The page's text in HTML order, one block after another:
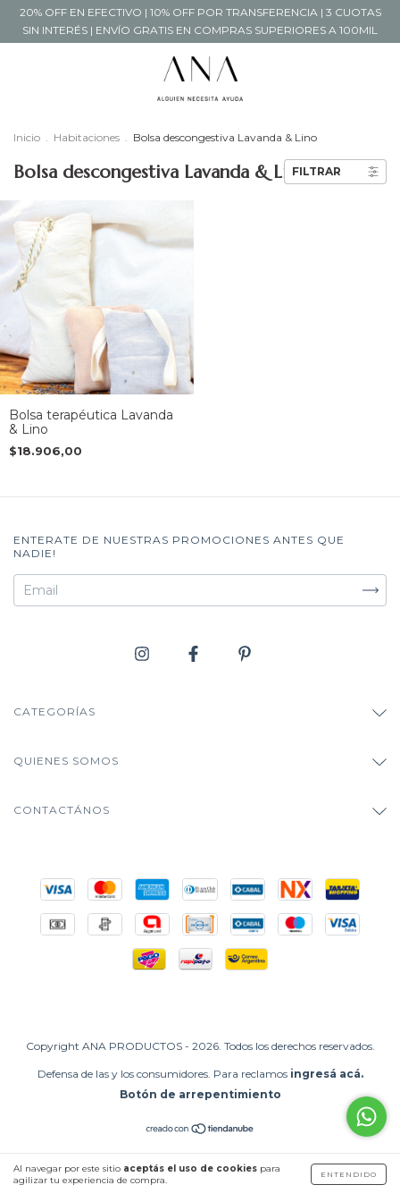
20% OFF EN EFECTIVO | 10% OFF POR TRANSFERENCIA | 3 CUOTAS
SIN INTERÉS | ENVÍO GRATIS EN COMPRAS SUPERIORES A 100MIL
Al navegar por este sitio aceptás el uso de cookies para
agilizar tu experiencia de compra.
ENTENDIDO
Inicio . Habitaciones . Bolsa descongestiva Lavanda & Lino
Bolsa descongestiva Lavanda & LinoFILTRAR
Bolsa terapéutica Lavanda
& Lino
$18.906,00
ENTERATE DE NUESTRAS PROMOCIONES ANTES QUE
NADIE!
CATEGORÍAS
QUIENES SOMOS
CONTACTÁNOS
Copyright ANA PRODUCTOS - 2026. Todos los derechos reservados.
Defensa de las y los consumidores. Para reclamos ingresá acá.
Botón de arrepentimiento